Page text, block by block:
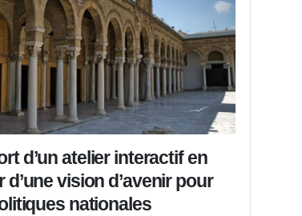
d’un atelier interactif en
d’une vision d’avenir pour
nationales